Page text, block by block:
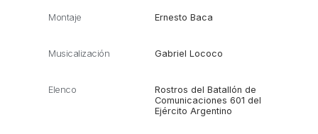
Montaje Ernesto Baca
Musicalización Gabriel Lococo
Elenco
Rostros del Batallón de
Comunicaciones 601 del
Ejército Argentino